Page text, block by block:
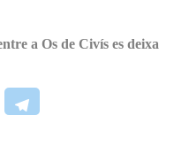
a Os de Civís es deixa